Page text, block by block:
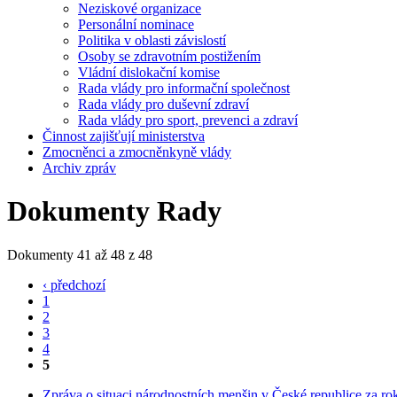
Neziskové organizace
Personální nominace
Politika v oblasti závislostí
Osoby se zdravotním postižením
Vládní dislokační komise
Rada vlády pro informační společnost
Rada vlády pro duševní zdraví
Rada vlády pro sport, prevenci a zdraví
Činnost zajišťují ministerstva
Zmocněnci a zmocněnkyně vlády
Archiv zpráv
Dokumenty Rady
Dokumenty 41 až 48 z 48
‹ předchozí
1
2
3
4
5